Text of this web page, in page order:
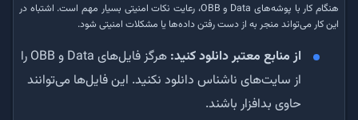
هنگام کار با پوشه‌های Data و OBB، رعایت نکات امنیتی بسیار مهم است. اشتباه در
این کار می‌تواند منجر به از دست رفتن داده‌ها یا مشکلات امنیتی شود.
از منابع معتبر دانلود کنید:
هرگز فایل‌های Data و OBB را
از سایت‌های ناشناس دانلود نکنید. این فایل‌ها می‌توانند
حاوی بدافزار باشند.